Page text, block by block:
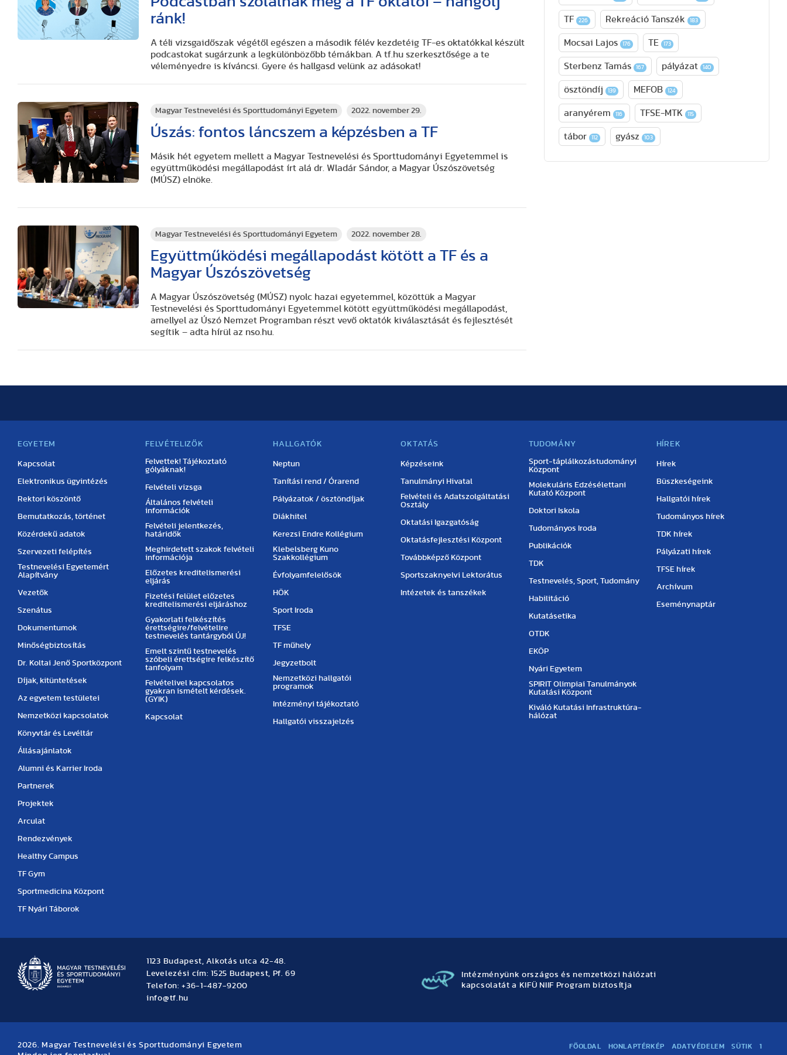
ránk!
A téli vizsgaidőszak végétől egészen a második félév kezdetéig TF-es oktatókkal készült
podcastokat sugárzunk a legkülönbözőbb témákban. A tf.hu szerkesztősége a te
véleményedre is kíváncsi. Gyere és hallgasd velünk az adásokat!
Magyar Testnevelési és Sporttudományi Egyetem 2022. november 29.
Úszás: fontos láncszem a képzésben a TF
Másik hét egyetem mellett a Magyar Testnevelési és Sporttudományi Egyetemmel is
együttműködési megállapodást írt alá dr. Wladár Sándor, a Magyar Úszószövetség
(MÚSZ) elnöke.
Magyar Testnevelési és Sporttudományi Egyetem 2022. november 28.
Együttműködési megállapodást kötött a TF és a
Magyar Úszószövetség
A Magyar Úszószövetség (MÚSZ) nyolc hazai egyetemmel, közöttük a Magyar
Testnevelési és Sporttudományi Egyetemmel kötött együttműködési megállapodást,
amellyel az Úszó Nemzet Programban részt vevő oktatók kiválasztását és fejlesztését
segítik – adta hírül az nso.hu.
TF 226 Rekreáció Tanszék 183
Mocsai Lajos 176 TE 173
Sterbenz Tamás 167 pályázat 140
ösztöndíj 139 MEFOB 124
aranyérem 116 TFSE-MTK 115
tábor 112 gyász 103
EGYETEM
Kapcsolat
Elektronikus ügyintézés
Rektori köszöntő
Bemutatkozás, történet
Közérdekű adatok
Szervezeti felépítés
Testnevelési Egyetemért
Alapítvány
Vezetők
Szenátus
Dokumentumok
Minőségbiztosítás
Dr. Koltai Jenő Sportközpont
Díjak, kitüntetések
Az egyetem testületei
Nemzetközi kapcsolatok
Könyvtár és Levéltár
Állásajánlatok
Alumni és Karrier Iroda
Partnerek
Projektek
Arculat
Rendezvények
Healthy Campus
TF Gym
Sportmedicina Központ
TF Nyári Táborok
FELVÉTELIZŐK
Felvettek! Tájékoztató
gólyáknak!
Felvételi vizsga
Általános felvételi
információk
Felvételi jelentkezés,
határidők
Meghirdetett szakok felvételi
információja
Előzetes kreditelismerési
eljárás
Fizetési felület előzetes
kreditelismerési eljáráshoz
Gyakorlati felkészítés
érettségire/felvételire
testnevelés tantárgyból ÚJ!
Emelt szintű testnevelés
szóbeli érettségire felkészítő
tanfolyam
Felvételivel kapcsolatos
gyakran ismételt kérdések.
(GYIK)
Kapcsolat
HALLGATÓK
Neptun
Tanítási rend / Órarend
Pályázatok / ösztöndíjak
Diákhitel
Kerezsi Endre Kollégium
Klebelsberg Kuno
Szakkollégium
Évfolyamfelelősök
HÖK
Sport Iroda
TFSE
TF műhely
Jegyzetbolt
Nemzetközi hallgatói
programok
Intézményi tájékoztató
Hallgatói visszajelzés
OKTATÁS
Képzéseink
Tanulmányi Hivatal
Felvételi és Adatszolgáltatási
Osztály
Oktatási Igazgatóság
Oktatásfejlesztési Központ
Továbbképző Központ
Sportszaknyelvi Lektorátus
Intézetek és tanszékek
TUDOMÁNY
Sport-táplálkozástudományi
Központ
Molekuláris Edzésélettani
Kutató Központ
Doktori Iskola
Tudományos Iroda
Publikációk
TDK
Testnevelés, Sport, Tudomány
Habilitáció
Kutatásetika
OTDK
EKÖP
Nyári Egyetem
SPIRIT Olimpiai Tanulmányok
Kutatási Központ
Kiváló Kutatási Infrastruktúra-
hálózat
HÍREK
Hírek
Büszkeségeink
Hallgatói hírek
Tudományos hírek
TDK hírek
Pályázati hírek
TFSE hírek
Archívum
Eseménynaptár
1123 Budapest, Alkotás utca 42-48.
Levelezési cím: 1525 Budapest, Pf. 69
Telefon: +36-1-487-9200
info@tf.hu
Intézményünk országos és nemzetközi hálózati
kapcsolatát a KIFÜ NIIF Program biztosítja
2026. Magyar Testnevelési és Sporttudományi Egyetem
FŐOLDAL HONLAPTÉRKÉP ADATVÉDELEM SÜTIK 1